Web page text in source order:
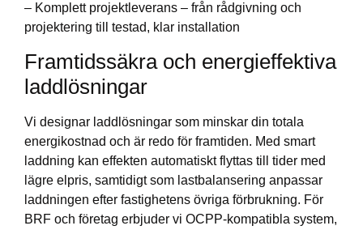
– Komplett projektleverans – från rådgivning och
projektering till testad, klar installation
Framtidssäkra och energieffektiva
laddlösningar
Vi designar laddlösningar som minskar din totala
energikostnad och är redo för framtiden. Med smart
laddning kan effekten automatiskt flyttas till tider med
lägre elpris, samtidigt som lastbalansering anpassar
laddningen efter fastighetens övriga förbrukning. För
BRF och företag erbjuder vi OCPP-kompatibla system,